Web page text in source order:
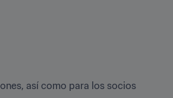
así como para los socios